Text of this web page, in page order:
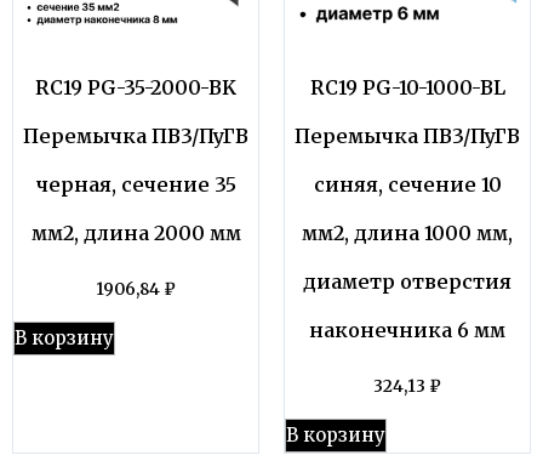
RC19 PG-35-2000-BK
Перемычка ПВ3/ПуГВ
черная, сечение 35
мм2, длина 2000 мм
1906,84 ₽
В корзину
RC19 PG-10-1000-BL
Перемычка ПВ3/ПуГВ
синяя, сечение 10
мм2, длина 1000 мм,
диаметр отверстия
наконечника 6 мм
324,13 ₽
В корзину